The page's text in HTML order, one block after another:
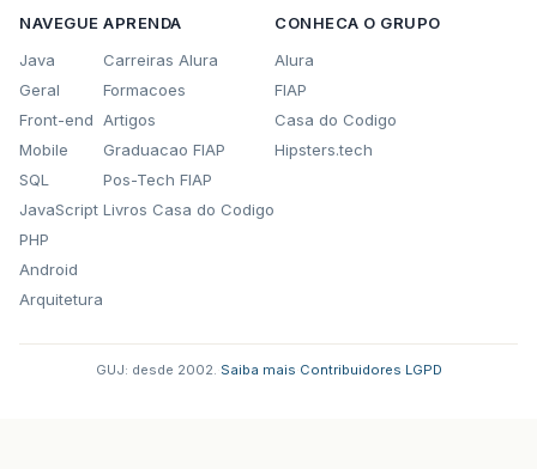
NAVEGUE
Java
Geral
Front-end
Mobile
SQL
JavaScript
PHP
Android
Arquitetura
APRENDA
Carreiras Alura
Formacoes
Artigos
Graduacao FIAP
Pos-Tech FIAP
Livros Casa do Codigo
CONHECA O GRUPO
Alura
FIAP
Casa do Codigo
Hipsters.tech
GUJ: desde 2002. Saiba mais Contribuidores LGPD